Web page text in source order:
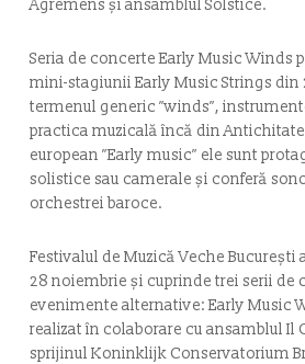
Agrémens și ansamblul Solstice.
Seria de concerte Early Music Winds
mini-stagiunii Early Music Strings din
termenul generic ”winds”,
practica muzicală încă din
european ”Early music” ele sunt
solistice sau camerale și conferă
orchestrei baroce.
Festivalul de Muzică Veche București
28 noiembrie și cuprinde trei serii de
evenimente alternative: Early Music
realizat în colaborare cu ansamblul Il
sprijinul Koninklijk Conservatorium